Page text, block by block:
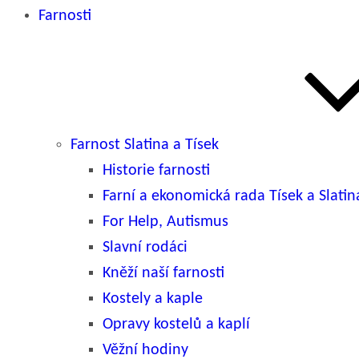
Farnosti
Farnost Slatina a Tísek
Historie farnosti
Farní a ekonomická rada Tísek a
For Help, Autismus
Slavní rodáci
Kněží naší farnosti
Kostely a kaple
Opravy kostelů a kaplí
Věžní hodiny